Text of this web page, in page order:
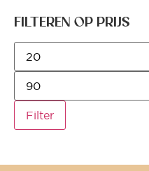
FILTEREN OP PRIJS
Filter